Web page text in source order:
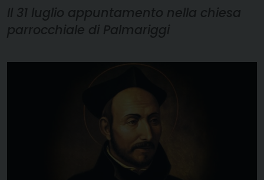
Il 31 luglio appuntamento nella chiesa
parrocchiale di Palmariggi